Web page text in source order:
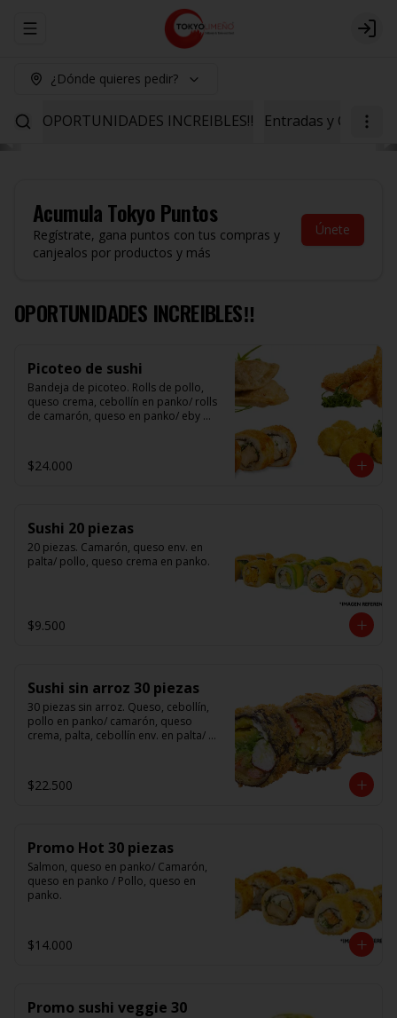
Abrir menu de navegación Login
¿Dónde quieres pedir?
OPORTUNIDADES INCREIBLES‼️ Entradas y
AcumulaTokyo Puntos
Regístrate, gana puntos con tus compras y
canjealos por productos y más
Únete
OPORTUNIDADES INCREIBLES‼️
Picoteo de sushi
Bandeja de picoteo. Rolls de pollo,
queso crema, cebollín en panko/ rolls
de camarón, queso en panko/ eby
crema)/ gyosas mixtas.
$24.000
Sushi 20 piezas
20 piezas. Camarón, queso env. en
palta/ pollo, queso crema en panko.
$9.500
Sushi sin arroz 30 piezas
30 piezas sin arroz. Queso, cebollín,
pollo en panko/ camarón, queso
crema, palta, cebollín env. en palta/
(Foto referencial)
$22.500
Promo Hot 30 piezas
Salmon, queso en panko/ Camarón,
queso en panko / Pollo, queso en
panko.
$14.000
Promo sushi veggie 30